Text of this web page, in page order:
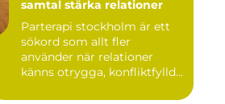
samtal stärka relationer
Parterapi stockholm är ett
sökord som allt fler
använder när relationer
känns otrygga, konfliktfylld...